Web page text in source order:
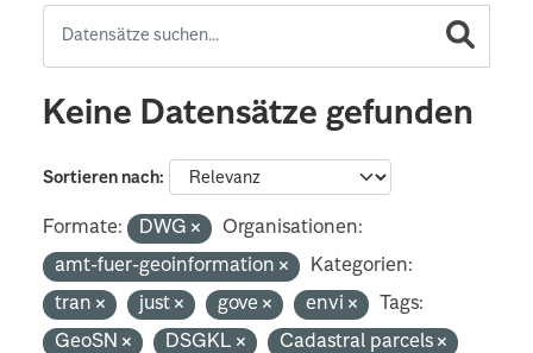
Keine Datensätze gefunden
Sortieren nach
Formate: DWG
Organisationen:
amt-fuer-geoinformation
Kategorien:
tran
just gove envi
Tags:
GeoSN
DSGKL Cadastral parcels